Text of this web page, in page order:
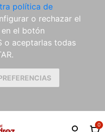
política de
o rechazar el
el botón
o aceptarlas todas
0